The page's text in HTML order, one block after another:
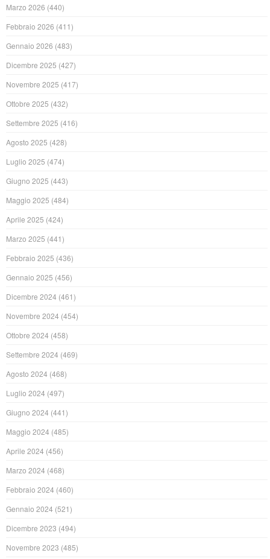
Marzo 2026 (440)
Febbraio 2026 (411)
Gennaio 2026 (483)
Dicembre 2025 (427)
Novembre 2025 (417)
Ottobre 2025 (432)
Settembre 2025 (416)
Agosto 2025 (428)
Luglio 2025 (474)
Giugno 2025 (443)
Maggio 2025 (484)
Aprile 2025 (424)
Marzo 2025 (441)
Febbraio 2025 (436)
Gennaio 2025 (456)
Dicembre 2024 (461)
Novembre 2024 (454)
Ottobre 2024 (458)
Settembre 2024 (469)
Agosto 2024 (468)
Luglio 2024 (497)
Giugno 2024 (441)
Maggio 2024 (485)
Aprile 2024 (456)
Marzo 2024 (468)
Febbraio 2024 (460)
Gennaio 2024 (521)
Dicembre 2023 (494)
Novembre 2023 (485)